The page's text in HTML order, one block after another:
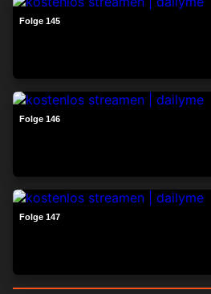
Folge 145
Folge 146
Folge 147